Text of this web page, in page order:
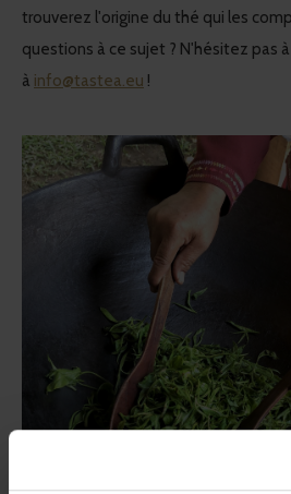
trouverez l'origine du thé qui les
questions à ce sujet ? N'hésitez pas
à info@tastea.eu !